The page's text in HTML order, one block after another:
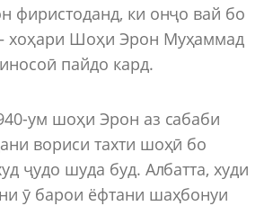
фиристоданд, ки онҷо вай бо
хоҳари Шоҳи Эрон Муҳаммад
пайдо кард.
ум шоҳи Эрон аз сабаби
вориси тахти шоҳӣ бо
ҷудо шуда буд. Албатта, худи
ӯ барои ёфтани шаҳбонуи